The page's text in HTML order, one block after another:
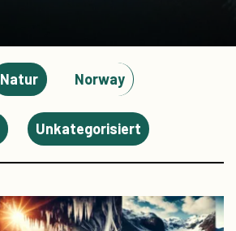
Natur Norway
Unkategorisiert